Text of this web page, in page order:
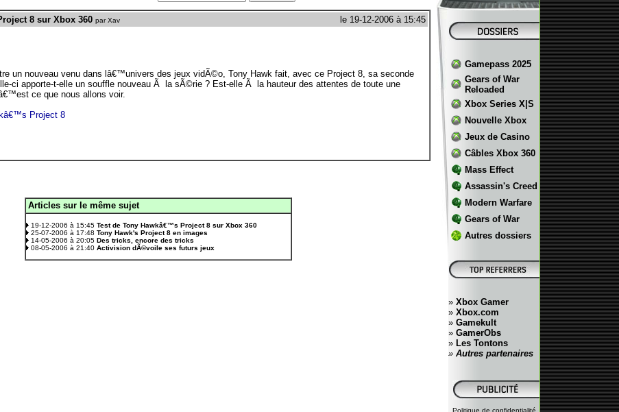
8 sur Xbox 360 par Xav le 19-12-2006 à 15:45
un nouveau venu dans lâ€™univers des jeux vidÃ©o, Tony Hawk fait, avec ce Project 8, sa seconde
ci apporte-t-elle un souffle nouveau Ã la sÃ©rie ? Est-elle Ã la hauteur des attentes de toute une
ce que nous allons voir.
Project 8
Articles sur le même sujet
19-12-2006 à 15:45 Test de Tony Hawkâ€™s Project 8 sur Xbox 360
25-07-2006 à 17:48 Tony Hawk's Project 8 en images
14-05-2006 à 20:05 Des tricks, encore des tricks
08-05-2006 à 21:40 Activision dÃ©voile ses futurs jeux
Gamepass 2025
Gears of War
Reloaded
Xbox Series X|S
Nouvelle Xbox
Jeux de Casino
Câbles Xbox 360
Mass Effect
Assassin's Creed
Modern Warfare
Gears of War
Autres dossiers
» Xbox Gamer
» Xbox.com
» Gamekult
» GamerObs
» Les Tontons
» Autres partenaires
Politique de confidentialité